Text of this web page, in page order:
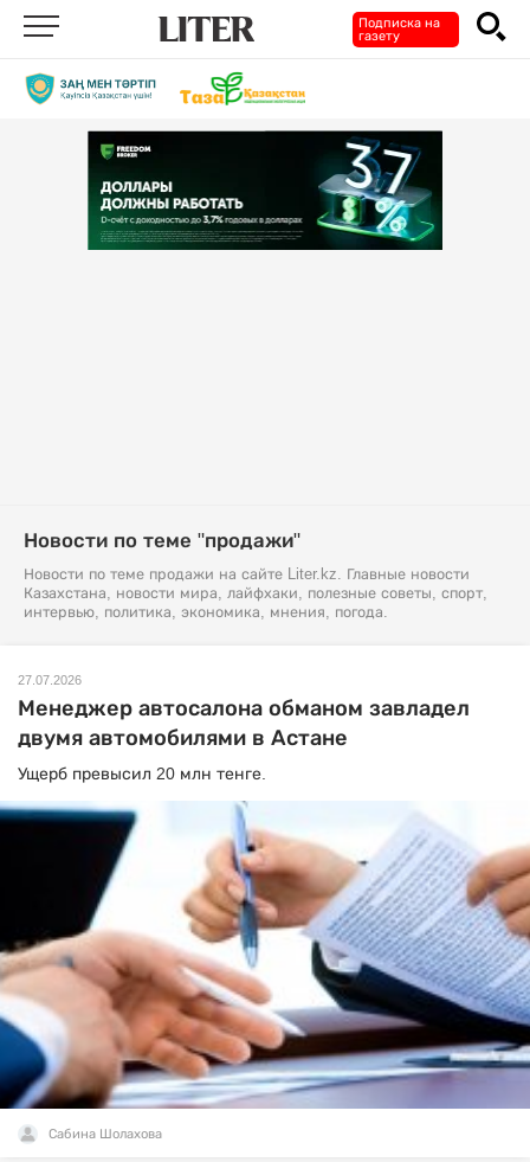
Подписка на
газету
Новости по теме "продажи"
Новости по теме продажи на сайте Liter.kz. Главные новости
Казахстана, новости мира, лайфхаки, полезные советы, спорт,
интервью, политика, экономика, мнения, погода.
27.07.2026
Менеджер автосалона обманом завладел
двумя автомобилями в Астане
Ущерб превысил 20 млн тенге.
Сабина Шолахова